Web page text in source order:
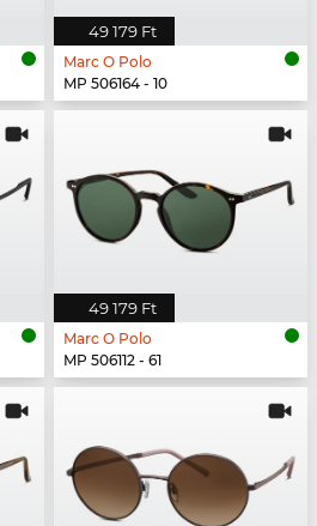
49 179 Ft
Marc O Polo
MP 506164 - 10
49 179 Ft
Marc O Polo
MP 506112 - 61